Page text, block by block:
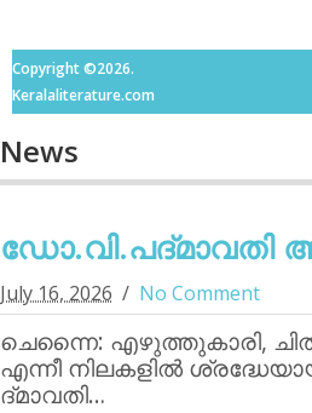
Copyright ©2026.
Keralaliterature.com
News
ഡോ.വി.പദ്മാവതി
July 16, 2026 No Comment
ചെന്നൈ: എഴുത്തുകാരി,
എന്നീ നിലകളില്‍
ദ്മാവതി…